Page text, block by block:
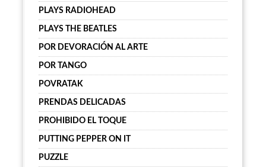
PLAYS RADIOHEAD
PLAYS THE BEATLES
POR DEVORACIÓN AL ARTE
POR TANGO
POVRATAK
PRENDAS DELICADAS
PROHIBIDO EL TOQUE
PUTTING PEPPER ON IT
PUZZLE